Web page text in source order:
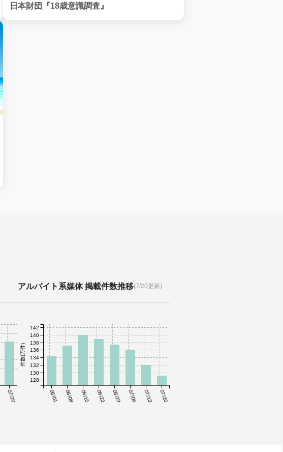
日本財団『18歳意識調査』
07/20
アルバイト系媒体 掲載件数推移(7/20更新)
06/01 06/08 06/15 06/22 06/29 07/06 07/13 07/20
件数(万件)
128
130
132
134
136
138
140
142